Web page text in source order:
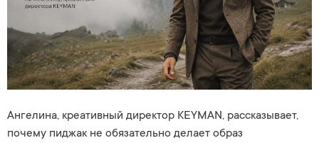
Ангелина, креативный директор KEYMAN, рассказывает,
почему пиджак не обязательно делает образ